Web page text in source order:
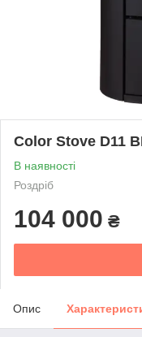
Color Stove D11
В наявності
Роздріб
104 000 ₴
Опис